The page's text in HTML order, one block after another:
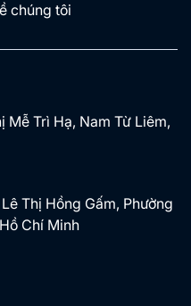
chúng tôi
Mễ Trì Hạ, Nam Từ Liêm,
Thị Hồng Gấm, Phường
Chí Minh